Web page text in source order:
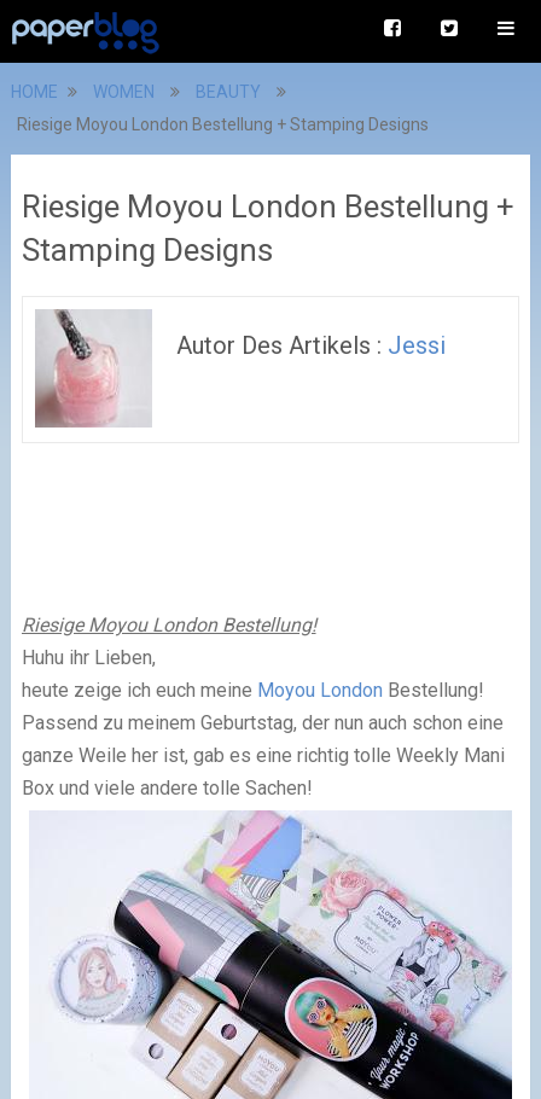
HOME WOMEN
BEAUTY
Riesige Moyou London Bestellung + Stamping Designs
Riesige Moyou London Bestellung +
Stamping Designs
Autor Des Artikels : Jessi
Riesige Moyou London Bestellung!
Huhu ihr Lieben,
heute zeige ich euch meine Moyou London Bestellung!
Passend zu meinem Geburtstag, der nun auch schon eine
ganze Weile her ist, gab es eine richtig tolle Weekly Mani
Box und viele andere tolle Sachen!